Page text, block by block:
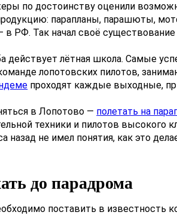
по достоинству оценили
парапланы, парашюты,
в РФ. Так начал своё
действует лётная школа. Самые
лопотовских пилотов,
проходят каждые выходные,
в Лопотово — полетать на
техники и пилотов высокого
назад не имел понятия, как это
до парадрома
поставить в известность